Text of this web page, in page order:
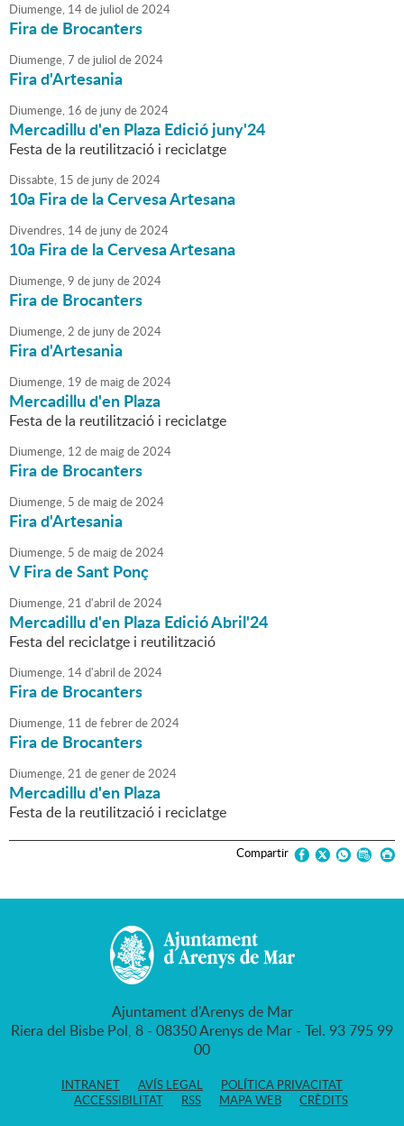
Diumenge, 14de juliol de2024
Fira de Brocanters
Diumenge,7 de juliol de2024
Fira d'Artesania
Diumenge, 16 de junyde2024
Mercadillu d'en Plaza Edició juny'24
Festa de la reutilització i reciclatge
Dissabte, 15 de junyde2024
10a Fira de la Cervesa Artesana
Divendres, 14de junyde2024
10a Fira de la Cervesa Artesana
Diumenge,9 de junyde2024
Fira de Brocanters
Diumenge,2 de junyde2024
Fira d'Artesania
Diumenge, 19 de maigde2024
Mercadillu d'en Plaza
Festa de la reutilització i reciclatge
Diumenge, 12 de maigde2024
Fira de Brocanters
Diumenge, 5 de maigde2024
Fira d'Artesania
Diumenge, 5 de maigde2024
V Fira de Sant Ponç
Diumenge,21 d'abril de2024
Mercadillu d'en Plaza Edició Abril'24
Festa del reciclatge i reutilització
Diumenge, 14d'abril de2024
Fira de Brocanters
Diumenge, 11 defebrerde2024
Fira de Brocanters
Diumenge,21 degenerde2024
Mercadillu d'en Plaza
Festa de la reutilització i reciclatge
Compartir
Ajuntament d'Arenys de Mar
Riera del Bisbe Pol, 8 - 08350 Arenys de Mar - Tel. 93 795 99
00
INTRANET AVÍS LEGAL
POLÍTICA PRIVACITAT
ACCESSIBILITAT
RSS MAPA WEB CRÈDITS